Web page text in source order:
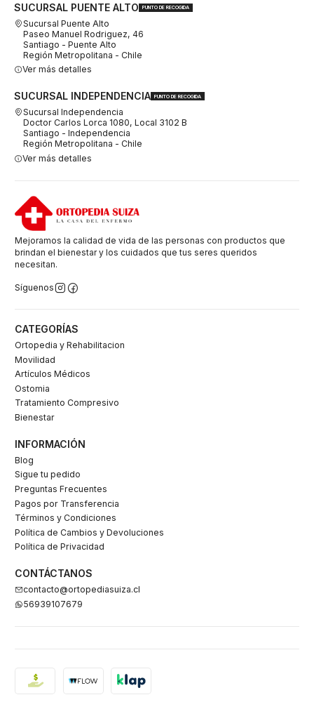
SUCURSAL PUENTE ALTO PUNTO DE RECOGIDA
Sucursal Puente Alto
Paseo Manuel Rodriguez, 46
Santiago - Puente Alto
Región Metropolitana - Chile
Ver más detalles
SUCURSAL INDEPENDENCIA PUNTO DE RECOGIDA
Sucursal Independencia
Doctor Carlos Lorca 1080, Local 3102 B
Santiago - Independencia
Región Metropolitana - Chile
Ver más detalles
Mejoramos la calidad de vida de las personas con productos que
brindan el bienestar y los cuidados que tus seres queridos
necesitan.
Síguenos
CATEGORÍAS
Ortopedia y Rehabilitacion
Movilidad
Artículos Médicos
Ostomia
Tratamiento Compresivo
Bienestar
INFORMACIÓN
Blog
Sigue tu pedido
Preguntas Frecuentes
Pagos por Transferencia
Términos y Condiciones
Política de Cambios y Devoluciones
Política de Privacidad
CONTÁCTANOS
contacto@ortopediasuiza.cl
56939107679